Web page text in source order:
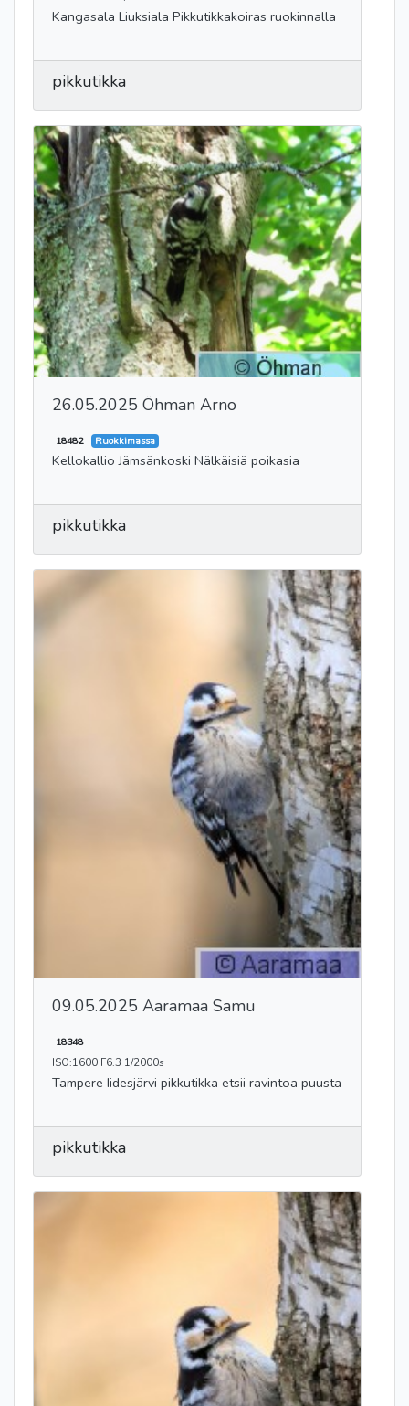
Kangasala Liuksiala Pikkutikkakoiras ruokinnalla
pikkutikka
26.05.2025 Öhman Arno
18482 Ruokkimassa
Kellokallio Jämsänkoski Nälkäisiä poikasia
pikkutikka
09.05.2025 Aaramaa Samu
18348
ISO:1600 F6.3 1/2000s
Tampere Iidesjärvi pikkutikka etsii ravintoa puusta
pikkutikka